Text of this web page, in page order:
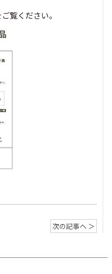
覧ください。
次の記事へ ＞